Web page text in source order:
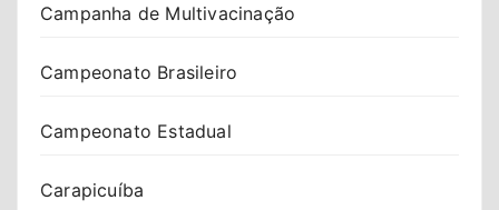
Campanha de Multivacinação
Campeonato Brasileiro
Campeonato Estadual
Carapicuíba